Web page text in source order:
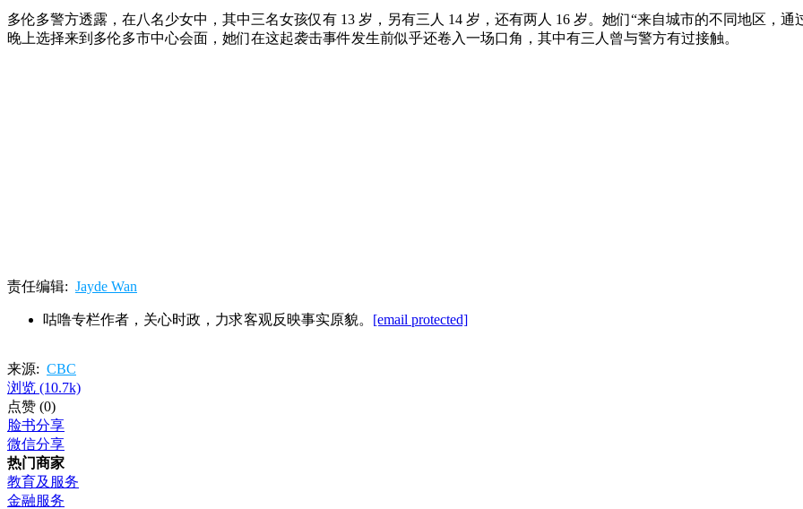
多伦多警方透露，在八名少女中，其中三名女孩仅有 13 岁，另有三人 14 岁，还有两人 16 岁。她们“来自城市的不同地区，
晚上选择来到多伦多市中心会面，她们在这起袭击事件发生前似乎还卷入一场口角，其中有三人曾与警方有过接触。
责任编辑: Jayde Wan
咕噜专栏作者，关心时政，力求客观反映事实原貌。 [email protected]
来源: CBC
浏览 (10.7k)
点赞 (0)
脸书分享
微信分享
热门商家
教育及服务
金融服务